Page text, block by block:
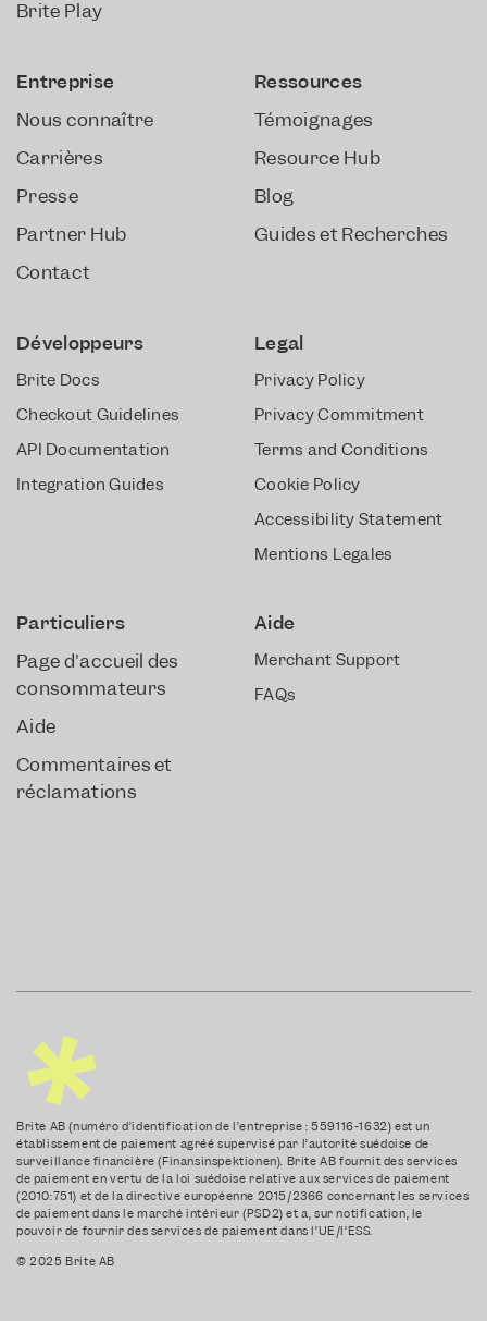
Brite Play
Entreprise
Nous connaître
Carrières
Presse
Partner Hub
Contact
Ressources
Témoignages
Resource Hub
Blog
Guides et Recherches
Développeurs
Brite Docs
Checkout Guidelines
API Documentation
Integration Guides
Legal
Privacy Policy
Privacy Commitment
Terms and Conditions
Cookie Policy
Accessibility Statement
Mentions Légales
Particuliers
Page d'accueil des
consommateurs
Aide
Commentaires et
réclamations
Aide
Merchant Support
FAQs
Brite AB (numéro d’identification de l’entreprise : 559116-1632) est un
établissement de paiement agréé supervisé par l’autorité suédoise de
surveillance financière (Finansinspektionen). Brite AB fournit des services
de paiement en vertu de la loi suédoise relative aux services de paiement
(2010:751) et de la directive européenne 2015/2366 concernant les services
de paiement dans le marché intérieur (PSD2) et a, sur notification, le
pouvoir de fournir des services de paiement dans l’UE/l’ESS.
© 2025 Brite AB